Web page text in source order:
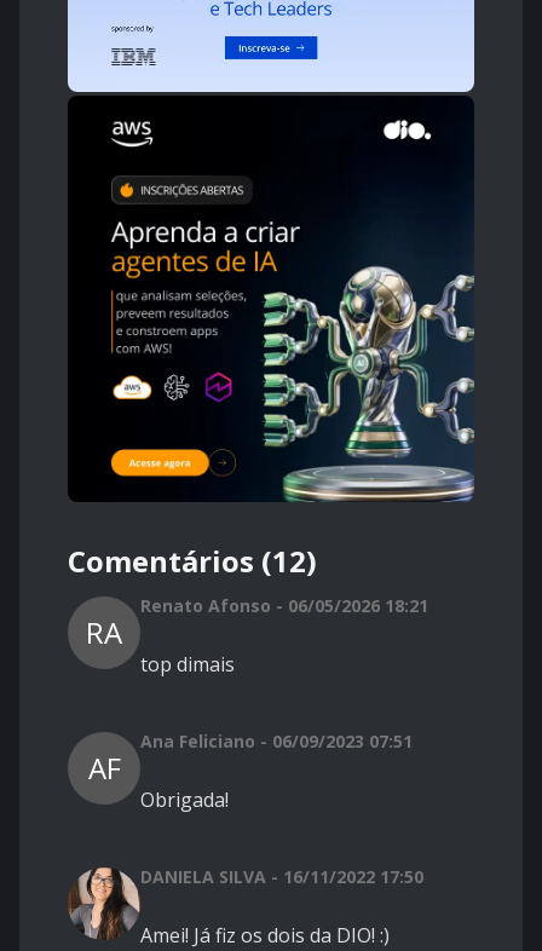
Comentários (12)
RA
Renato Afonso - 06/05/2026 18:21
top dimais
AF
Ana Feliciano - 06/09/2023 07:51
Obrigada!
DANIELA SILVA - 16/11/2022 17:50
Amei! Já fiz os dois da DIO! :)